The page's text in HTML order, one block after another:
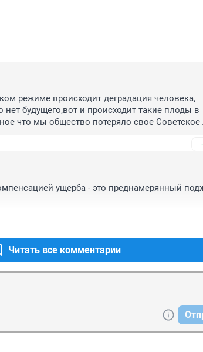
режиме происходит деградация человека,
нет будущего,вот и происходит такие плоды в
что мы общество потеряло свое Советское
ущерба - это преднамерянный
Читать все комментарии